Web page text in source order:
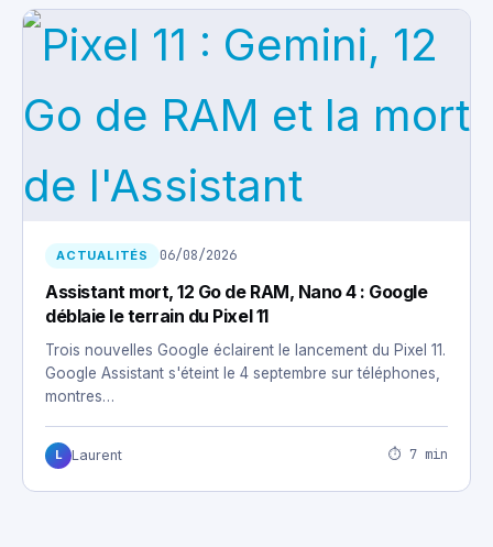
ACTUALITÉS 06/08/2026
Assistant mort, 12 Go de RAM, Nano 4 : Google
déblaie le terrain du Pixel 11
Trois nouvelles Google éclairent le lancement du Pixel 11.
Google Assistant s'éteint le 4 septembre sur téléphones,
montres…
L Laurent ⏱ 7 min